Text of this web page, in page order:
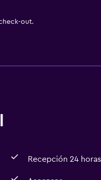
out.
Recepción 24 horas